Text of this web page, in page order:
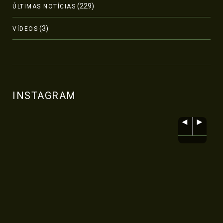
ÚLTIMAS NOTÍCIAS (229)
VÍDEOS (3)
INSTAGRAM